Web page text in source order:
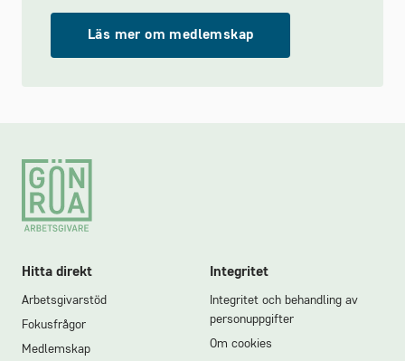
Läs mer om medlemskap
Footer
Hitta direkt
Arbetsgivarstöd
Fokusfrågor
Medlemskap
Integritet
Integritet och behandling av
personuppgifter
Om cookies